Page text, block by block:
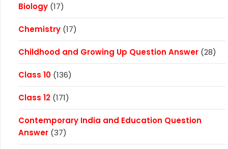
Biology (17)
Chemistry (17)
Childhood and Growing Up Question Answer (28)
Class 10 (136)
Class 12 (171)
Contemporary India and Education Question
Answer (37)